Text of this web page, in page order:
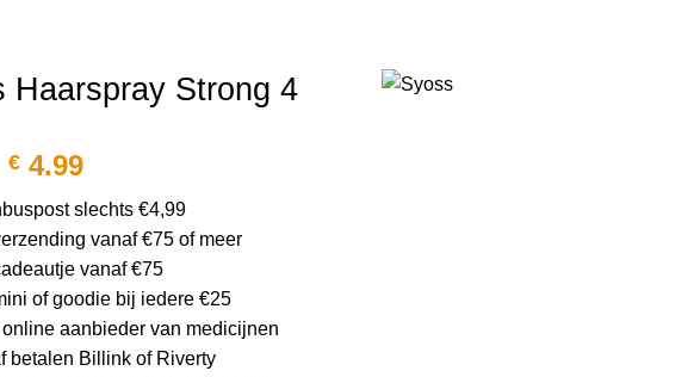
Haarspray Strong 4
Oorspronkelijke
was:
€ 7.99.
€ 4.99Huidige
is:
€ 4.99.
slechts €4,99
vanaf €75 of meer
vanaf €75
of goodie bij iedere €25
online aanbieder van medicijnen
betalen Billink of Riverty